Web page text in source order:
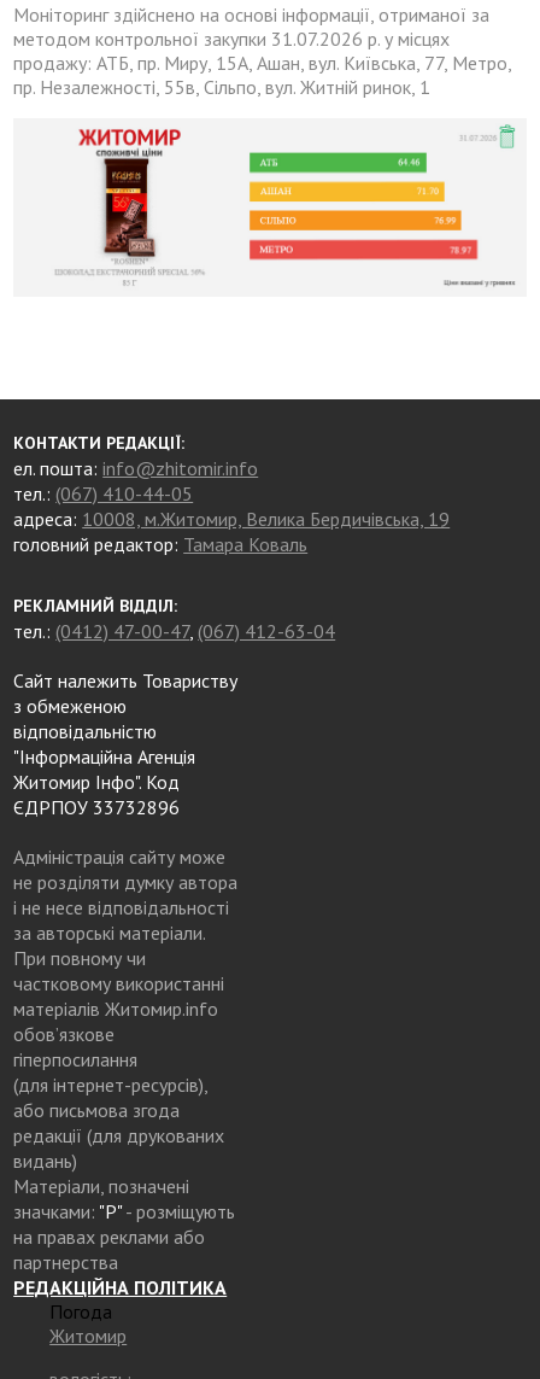
Моніторинг здійснено на основі інформації, отриманої за
методом контрольної закупки 31.07.2026 р. у місцях
продажу: АТБ, пр. Миру, 15А, Ашан, вул. Київська, 77, Метро,
пр. Незалежності, 55в, Сільпо, вул. Житній ринок, 1
КОНТАКТИ РЕДАКЦІЇ:
ел. пошта:info@zhitomir.info
тел.: (067) 410-44-05
адреса: 10008, м.Житомир, Велика Бердичівська, 19
головний редактор: Тамара Коваль
РЕКЛАМНИЙ ВІДДІЛ:
тел.: (0412) 47-00-47, (067) 412-63-04
Сайт належить Товариству
з обмеженою
відповідальністю
"Інформаційна Агенція
Житомир Інфо". Код
ЄДРПОУ 33732896
Адміністрація сайту може
не розділяти думку автора
і не несе відповідальності
за авторські матеріали.
При повному чи
частковому використанні
матеріалів Житомир.info
обов’язкове
гіперпосилання
(для інтернет-ресурсів),
або письмова згода
редакції (для друкованих
видань)
Матеріали, позначені
значками: "Р"- розміщують
на правах реклами або
партнерства
РЕДАКЦІЙНА ПОЛІТИКА
Погода
Житомир